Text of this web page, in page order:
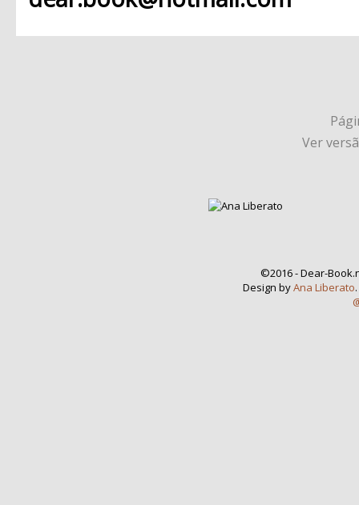
Ver
©2016 - Dear-
Design byAna Liberato